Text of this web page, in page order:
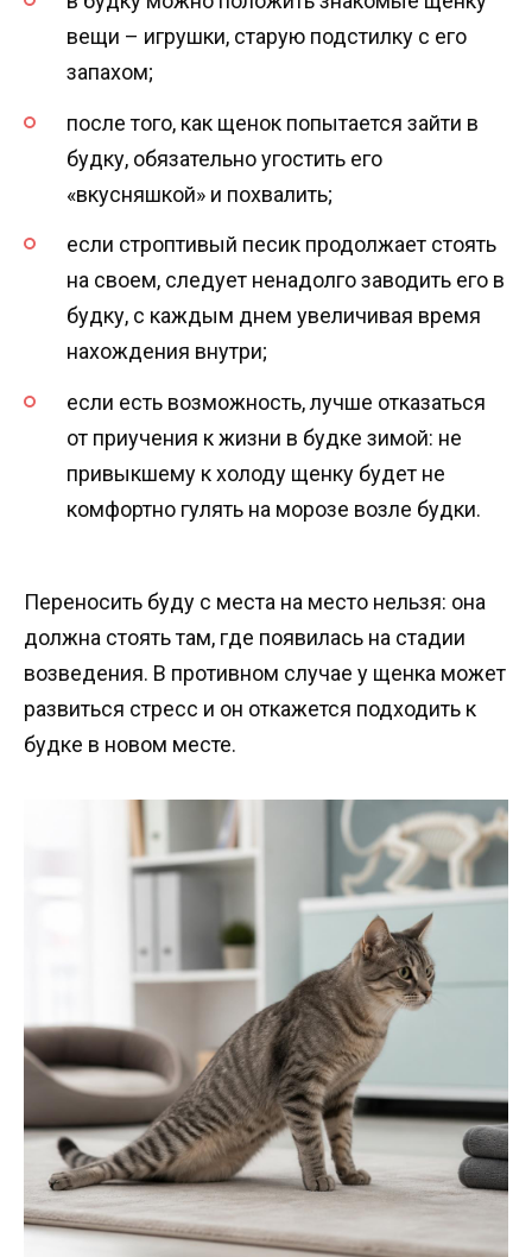
вещи – игрушки, старую подстилку с его
запахом;
после того, как щенок попытается зайти в
будку, обязательно угостить его
«вкусняшкой» и похвалить;
если строптивый песик продолжает стоять
на своем, следует ненадолго заводить его в
будку, с каждым днем увеличивая время
нахождения внутри;
если есть возможность, лучше отказаться
от приучения к жизни в будке зимой: не
привыкшему к холоду щенку будет не
комфортно гулять на морозе возле будки.
Переносить буду с места на место нельзя: она
должна стоять там, где появилась на стадии
возведения. В противном случае у щенка может
развиться стресс и он откажется подходить к
будке в новом месте.